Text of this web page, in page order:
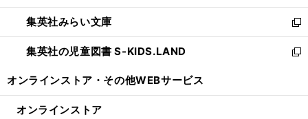
開
く
ウ
で
開
く
ン
ド
ウ
で
ウ
ィ
ン
ド
開
集英社みらい文庫
新
し
い
ン
集英社の児童図書 S-KIDS.LAND
新
ウ
オンラインストア・ その他WEBサービス
オンラインストア